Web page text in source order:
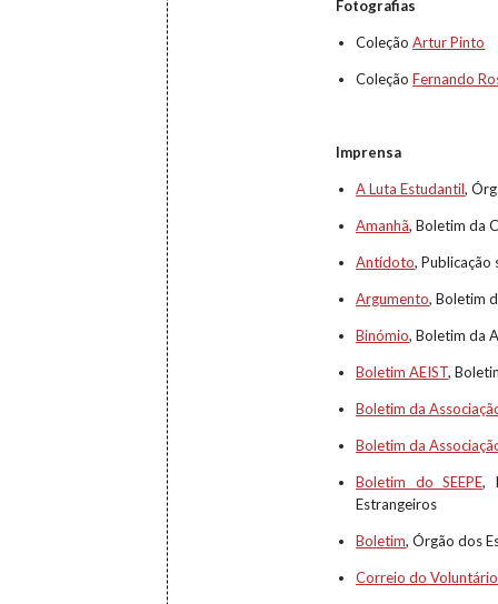
Fotografias
ColeçãoArtur Pinto
ColeçãoFernando
Imprensa
A Luta Estudantil,
Amanhã, Boletim da
Antídoto, Publicação
Argumento, Boletim
Binómio, Boletim da
Boletim AEIST,
Boletim da
Boletim da
Boletim do SEEPE,
Estrangeiros
Boletim, Órgão dos
Correio do Voluntário